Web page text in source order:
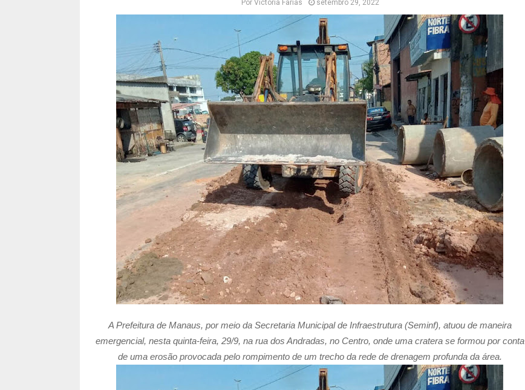
Por Victória Farias setembro 29, 2022
A Prefeitura de Manaus, por meio da Secretaria Municipal de Infraestrutura (Seminf), atuou de maneira
emergencial, nesta quinta-feira, 29/9, na rua dos Andradas, no Centro, onde uma cratera se formou por conta
de uma erosão provocada pelo rompimento de um trecho da rede de drenagem profunda da área.